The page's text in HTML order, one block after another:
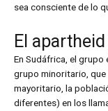
sea consciente de lo
El
En Sudáfrica, el grupo
grupo minoritario,
mayoritario, la
diferentes) en los